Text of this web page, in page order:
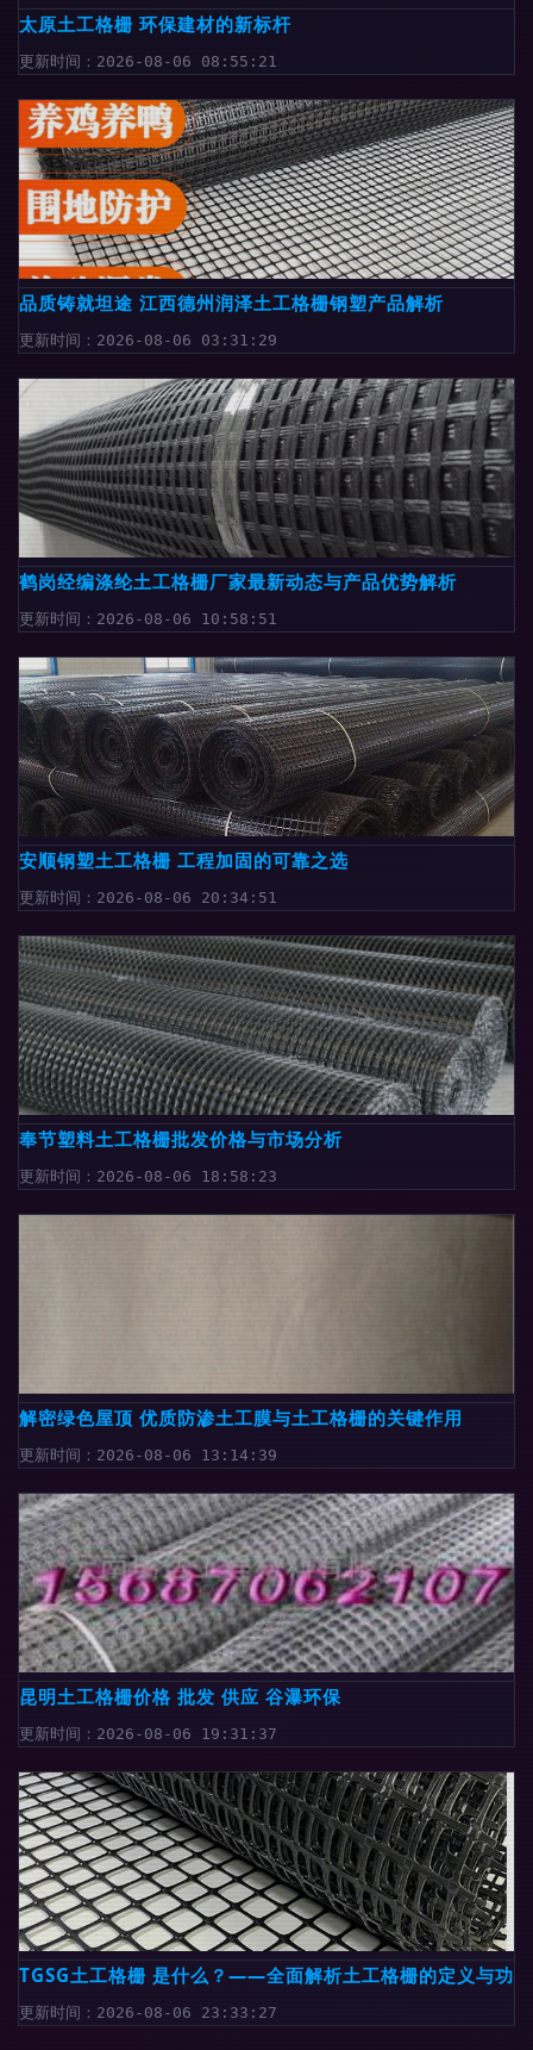
太原土工格栅 环保建材的新标杆
更新时间：2026-08-06 08:55:21
品质铸就坦途 江西德州润泽土工格栅钢塑产品解析
更新时间：2026-08-06 03:31:29
鹤岗经编涤纶土工格栅厂家最新动态与产品优势解析
更新时间：2026-08-06 10:58:51
安顺钢塑土工格栅 工程加固的可靠之选
更新时间：2026-08-06 20:34:51
奉节塑料土工格栅批发价格与市场分析
更新时间：2026-08-06 18:58:23
解密绿色屋顶 优质防渗土工膜与土工格栅的关键作用
更新时间：2026-08-06 13:14:39
昆明土工格栅价格 批发 供应 谷瀑环保
更新时间：2026-08-06 19:31:37
TGSG土工格栅 是什么？——全面解析土工格栅的定义与功能
更新时间：2026-08-06 23:33:27